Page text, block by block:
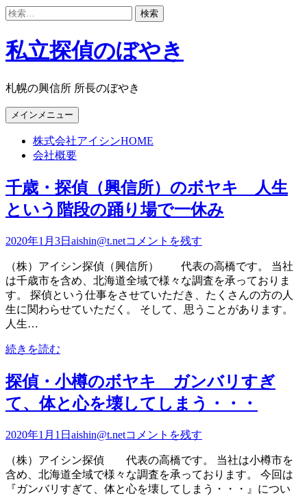
検
ン
テ
ツ
ス
私立探偵のぼやき
札幌の興信所 所長のぼやき
Facebook
Twitter
Google+
LinkedIn
Instagram
YouTube
Pinterest
Tumblr
VKメインメニュー
株式会社アイシンHOME
会社概要
千歳・探偵（興信所）のボヤキ 人生
という階段の踊り場で一休み
2020年1月3日 aishin@t.netコメントを残す
（株）アイシン探偵（興信所） 代表の高橋です。 当社
は千歳市を含め、北海道全域で様々な調査を承っておりま
す。 探偵という仕事をさせていただき、たくさんの方の人
生に関わらせていただく。 そして、思うことがあります。
人生…
続きを読む
探偵・小樽のボヤキ ガンバリすぎ
て、体と心を壊してしまう・・・
2020年1月1日 aishin@t.netコメントを残す
（株）アイシン探偵 代表の高橋です。 当社は小樽市を
含め、北海道全域で様々な調査を承っております。 今回は
『ガンバリすぎて、体と心を壊してしまう・・・』につい